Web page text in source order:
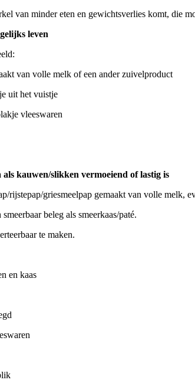
van minder eten en gewichtsverlies komt, die
leven
van volle melk of een ander zuivelproduct
uit het vuistje
vleeswaren
kauwen/slikken vermoeiend of lastig is
rijstepap/griesmeelpap gemaakt van volle melk,
beleg als smeerkaas/paté.
verteerbaar te maken.
en kaas